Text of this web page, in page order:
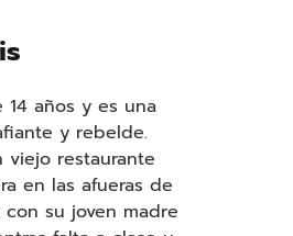
14 años y es una
y rebelde.
viejo restaurante
en las afueras de
su joven madre